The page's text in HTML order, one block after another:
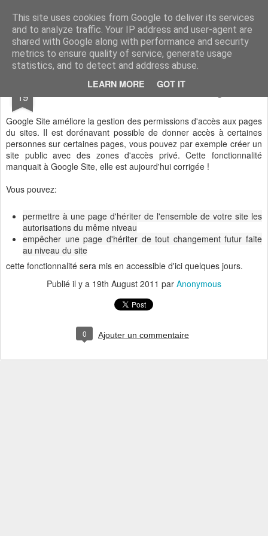
This site uses cookies from Google to deliver its services
and to analyze traffic. Your IP address and user-agent are
shared with Google along with performance and security
metrics to ensure quality of service, generate usage
statistics, and to detect and address abuse.
LEARN MORE GOT IT
Vivasoft - Revendeur Intégrateur Google apps et Zoho CRM
Accueil Découvrez tous nos produits Contactez-nous
19 Gestion des multi accés sur Google Site
Google Site améliore la gestion des permissions d'accès aux pages
du sites. Il est dorénavant possible de donner accès à certaines
personnes sur certaines pages, vous pouvez par exemple créer un
site public avec des zones d'accès privé. Cette fonctionnalité
manquait à Google Site, elle est aujourd'hui corrigée !
Vous pouvez:
permettre à une page d'hériter de l'ensemble de votre site les
autorisations du même niveau
empêcher une page d'hériter de tout changement futur faite
au niveau du site
cette fonctionnalité sera mis en accessible d'ici quelques jours.
Publié il y a 19th August 2011 par Anonymous
0 Ajouter un commentaire